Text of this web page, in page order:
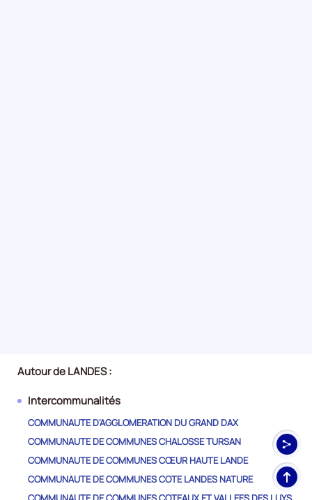
Autour de LANDES :
Intercommunalités
COMMUNAUTE D'AGGLOMERATION DU GRAND DAX
COMMUNAUTE DE COMMUNES CHALOSSE TURSAN
COMMUNAUTE DE COMMUNES CŒUR HAUTE LANDE
COMMUNAUTE DE COMMUNES COTE LANDES NATURE
Haut
de